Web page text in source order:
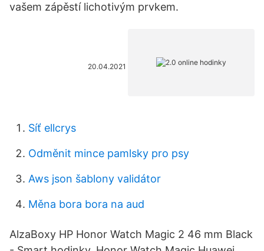
vašem zápěstí lichotivým prvkem.
20.04.2021
Síť ellcrys
Odměnit mince pamlsky pro psy
Aws json šablony validátor
Měna bora bora na aud
AlzaBoxy HP Honor Watch Magic 2 46 mm Black